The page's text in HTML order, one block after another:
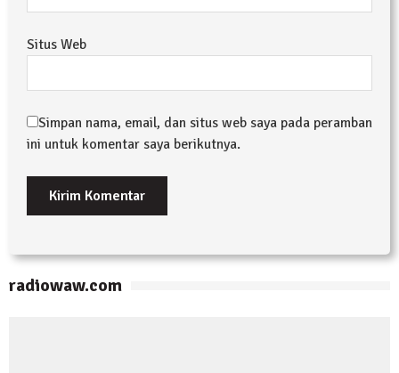
Situs Web
Simpan nama, email, dan situs web saya pada peramban
ini untuk komentar saya berikutnya.
radiowaw.com